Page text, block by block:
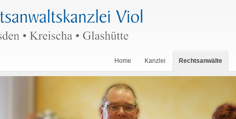
Home Kanzlei Rechtsanwälte